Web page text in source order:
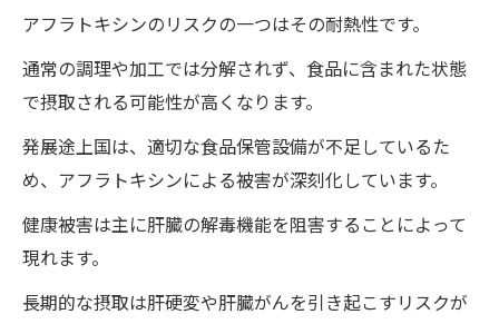
アフラトキシンのリスクの一つはその耐熱性です。
通常の調理や加工では分解されず、食品に含まれた状態
で摂取される可能性が高くなります。
発展途上国は、適切な食品保管設備が不足しているた
め、アフラトキシンによる被害が深刻化しています。
健康被害は主に肝臓の解毒機能を阻害することによって
現れます。
長期的な摂取は肝硬変や肝臓がんを引き起こすリスクが